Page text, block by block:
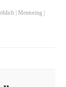
| Mentoring |